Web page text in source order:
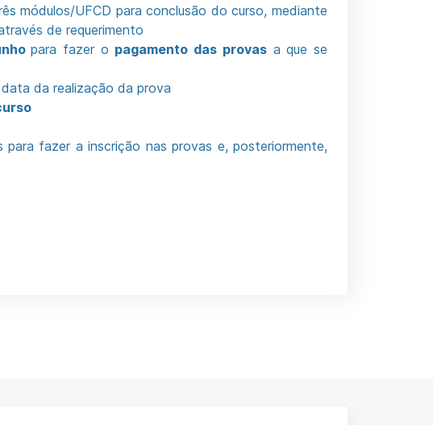
módulos/UFCD para conclusão do curso, mediante
de requerimento
para fazer o pagamento das provasa que se
da realização da prova
fazer a inscrição nas provas e, posteriormente,